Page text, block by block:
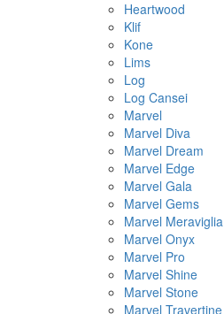
Heartwood
Klif
Kone
Lims
Log
Log Cansei
Marvel
Marvel Diva
Marvel Dream
Marvel Edge
Marvel Gala
Marvel Gems
Marvel Meraviglia
Marvel Onyx
Marvel Pro
Marvel Shine
Marvel Stone
Marvel Travertine